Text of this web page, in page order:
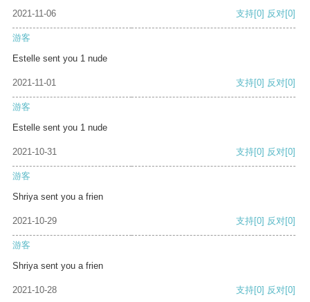
2021-11-06 支持[0] 反对[0]
游客
Estelle sent you 1 nude
2021-11-01 支持[0] 反对[0]
游客
Estelle sent you 1 nude
2021-10-31 支持[0] 反对[0]
游客
Shriya sent you a frien
2021-10-29 支持[0] 反对[0]
游客
Shriya sent you a frien
2021-10-28 支持[0] 反对[0]